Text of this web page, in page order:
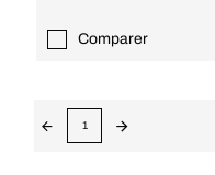
Comparer
1